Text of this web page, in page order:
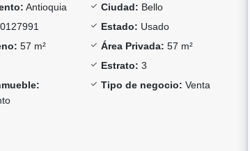
Antioquia Ciudad: Bello
Estado: Usado
57 m² Área Privada: 57 m²
Estrato: 3
Tipo de negocio: Venta